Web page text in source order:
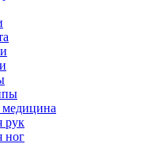
рук
ног